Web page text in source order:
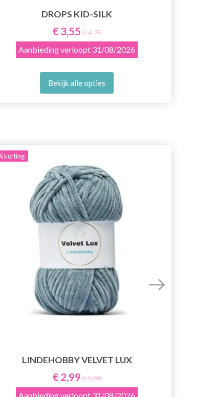
DROPS KID-SILK
€ 3,55 € 4,75
Aanbieding verloopt 31/08/2026
Bekijk alle opties
korting
LINDEHOBBY VELVET LUX
€ 2,99 € 5,95